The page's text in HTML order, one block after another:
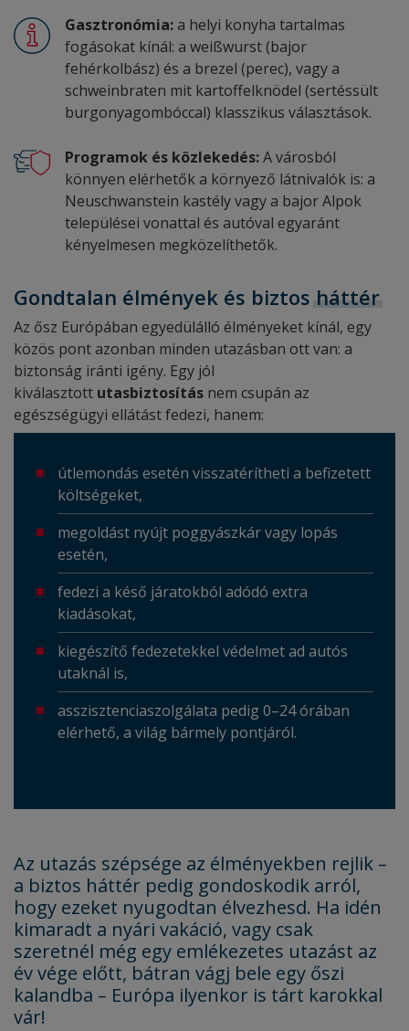
Gasztronómia:a helyi konyha tartalmas
fogásokat kínál: a weißwurst (bajor
fehérkolbász) és a brezel (perec), vagy a
schweinbraten mit kartoffelknödel (sertéssült
burgonyagombóccal) klasszikus választások.
Programok és közlekedés:A városból
könnyen elérhetők a környező látnivalók is: a
Neuschwanstein kastély vagy a bajor Alpok
települései vonattal és autóval egyaránt
kényelmesen megközelíthetők.
Gondtalan élmények és biztos háttér
Az ősz Európában egyedülálló élményeket kínál, egy
közös pont azonban minden utazásban ott van: a
biztonság iránti igény. Egy jól
kiválasztott utasbiztosítás nem csupán az
egészségügyi ellátást fedezi, hanem:
útlemondás esetén visszatérítheti a befizetett
költségeket,
megoldást nyújt poggyászkár vagy lopás
esetén,
fedezi a késő járatokból adódó extra
kiadásokat,
kiegészítő fedezetekkel védelmet ad autós
utaknál is,
asszisztenciaszolgálata pedig 0–24 órában
elérhető, a világ bármely pontjáról.
Az utazás szépsége az élményekben rejlik –
a biztos háttér pedig gondoskodik arról,
hogy ezeket nyugodtan élvezhesd. Ha idén
kimaradt a nyári vakáció, vagy csak
szeretnél még egy emlékezetes utazást az
év vége előtt, bátran vágj bele egy őszi
kalandba – Európa ilyenkor is tárt karokkal
vár!